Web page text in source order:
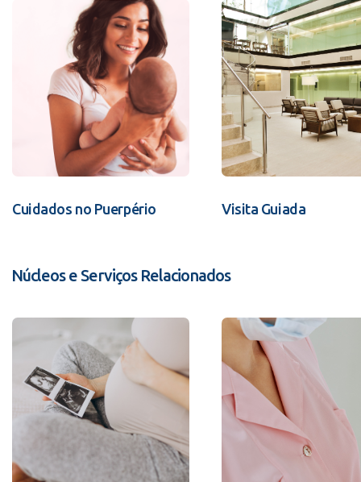
Cuidados no Puerpério Visita Guiada
Núcleos e Serviços Relacionados